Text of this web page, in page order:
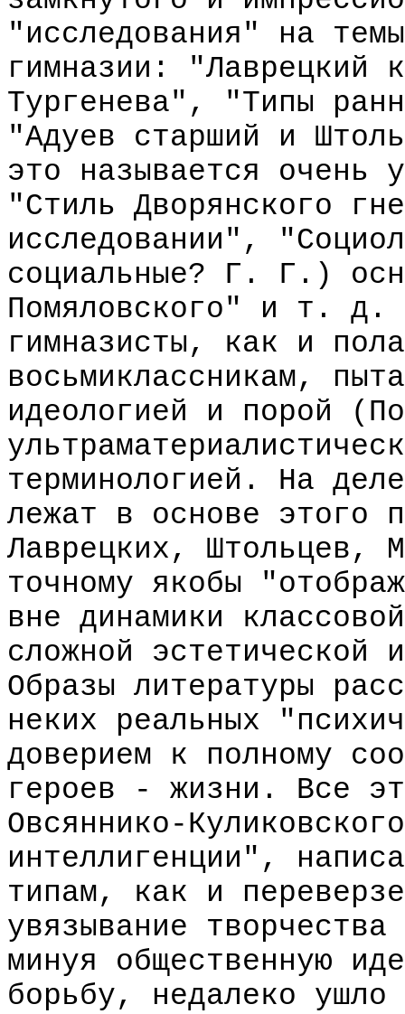
"исследования" на
гимназии: "Лаврецкий
Тургенева", "Типы
"Адуев старший и
это называется очень
"Стиль Дворянского
исследовании",
социальные? Г. Г.)
Помяловского" и т. д.
гимназисты, как и
восьмиклассникам,
идеологией и порой
терминологией. На
лежат в основе этого
Лаврецких, Штольцев,
точному якобы
вне динамики
сложной эстетической
Образы литературы
неких реальных
доверием к полному
героев - жизни. Все
Овсяннико-
интеллигенции",
типам, как и
увязывание
минуя общественную
борьбу, недалеко